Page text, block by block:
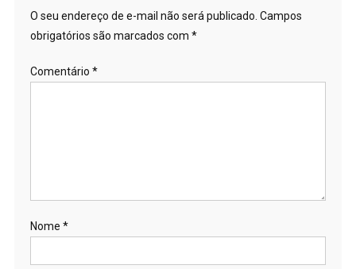
O seu endereço de e-mail não será publicado. Campos
obrigatórios são marcados com *
Comentário *
Nome *